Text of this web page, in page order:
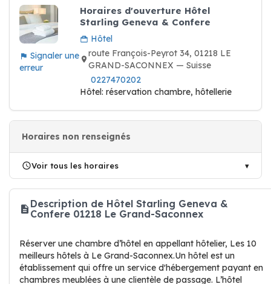
Signaler une
erreur
Horaires d'ouverture Hôtel
Starling Geneva & Confere
Hôtel
route François-Peyrot 34, 01218 LE
GRAND-SACONNEX — Suisse
0227470202
Hôtel: réservation chambre, hôtellerie
Horaires non renseignés
Voir tous les horaires
Description de Hôtel Starling Geneva &
Confere 01218 Le Grand-Saconnex
Réserver une chambre d’hôtel en appellant hôtelier, Les 10
meilleurs hôtels à Le Grand-Saconnex.Un hôtel est un
établissement qui offre un service d'hébergement payant en
chambres meublées à une clientèle de passage. L’hôtel